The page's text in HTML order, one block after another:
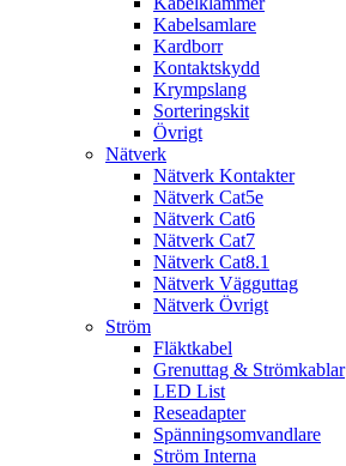
Kabelsamlare
Kardborr
Kontaktskydd
Krympslang
Sorteringskit
Övrigt
Nätverk
Nätverk Kontakter
Nätverk Cat5e
Nätverk Cat6
Nätverk Cat7
Nätverk Cat8.1
Nätverk Vägguttag
Nätverk Övrigt
Ström
Fläktkabel
Grenuttag & Strömkablar
LED List
Reseadapter
Spänningsomvandlare
Ström Interna